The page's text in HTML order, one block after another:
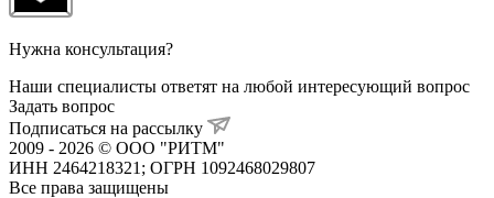
Нужна консультация?
Наши специалисты ответят на любой интересующий вопрос
Задать вопрос
Подписаться на рассылку
2009 - 2026 © ООО "РИТМ"
ИНН 2464218321; ОГРН 1092468029807
Все права защищены